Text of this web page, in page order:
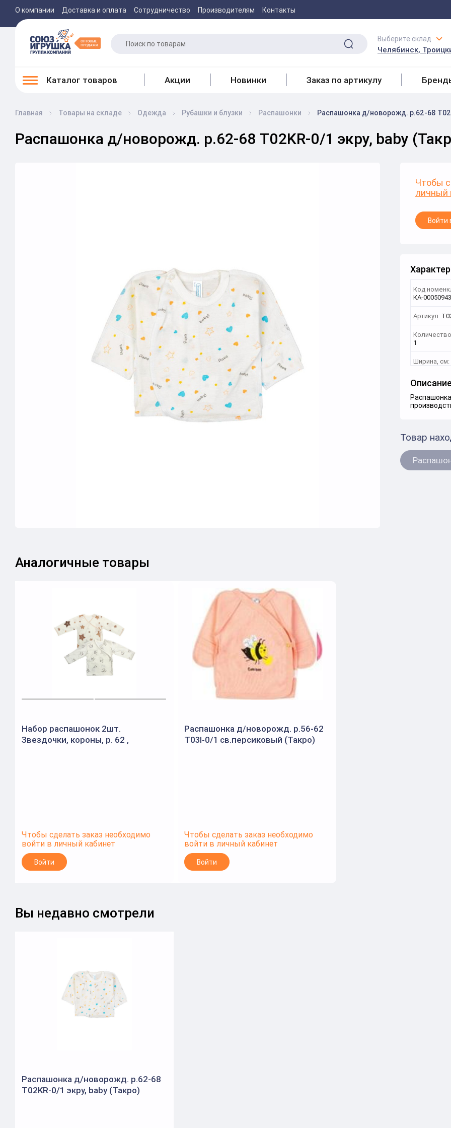
О компании Доставка и оплата Сотрудничество Производителям Контакты
Выберите склад
Челябинск,
Каталог товаров Акции Новинки Заказ по артикулу
Главная Товары на складе Одежда Рубашки и блузки Распашонки Распашонка д/новорожд. р.62-68
Распашонка д/новорожд. р.62-68 T02KR-0/1 экру, baby
Чтобы
личный
Войти
Код
КА-00050943
Артикул:
1
Ширина, см:
Товар
Аналогичные товары
Набор распашонок 2шт.
Звездочки, короны, р. 62 ,
Чтобы сделать заказ необходимо
войти в личный кабинет
Войти
Распашонка д/новорожд. р.56-62
T03I-0/1 св.персиковый (Такро)
Чтобы сделать заказ необходимо
войти в личный кабинет
Войти
Вы недавно смотрели
Распашонка д/новорожд. р.62-68
T02KR-0/1 экру, baby (Такро)